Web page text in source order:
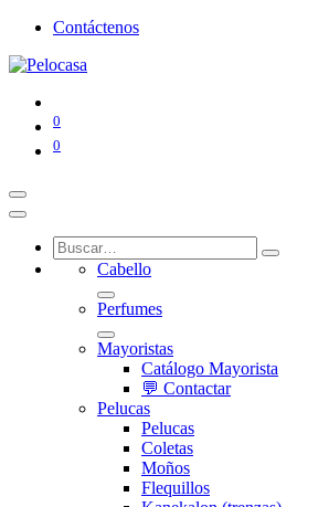
Contáctenos
0
0
Cabello
Perfumes
Mayoristas
Catálogo Mayorista
💬 Contactar
Pelucas
Pelucas
Coletas
Moños
Flequillos